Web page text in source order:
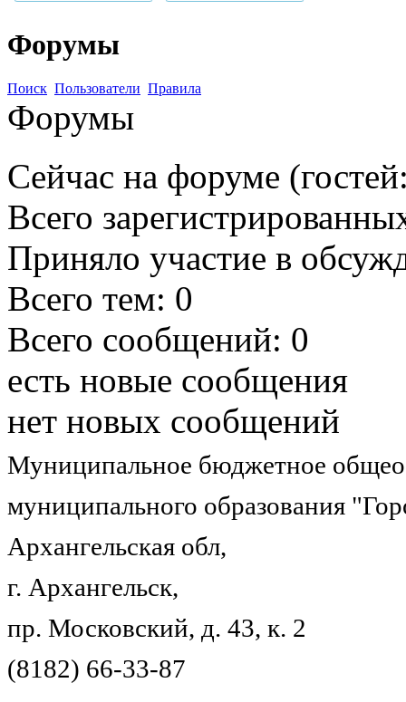
Форумы
Поиск Пользователи Правила
Форумы
Сейчас на форуме
Всего
Приняло участие в
Всего тем: 0
Всего сообщений: 0
есть новые сообщения
нет новых сообщений
Муниципальное бюджетное
муниципального образования
Архангельская обл,
г. Архангельск,
пр. Московский, д. 43, к. 2
(8182) 66-33-87